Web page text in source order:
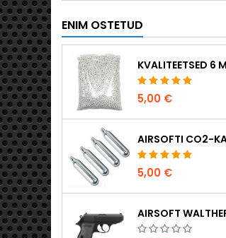
ENIM OSTETUD
5,00 €
5,00 €